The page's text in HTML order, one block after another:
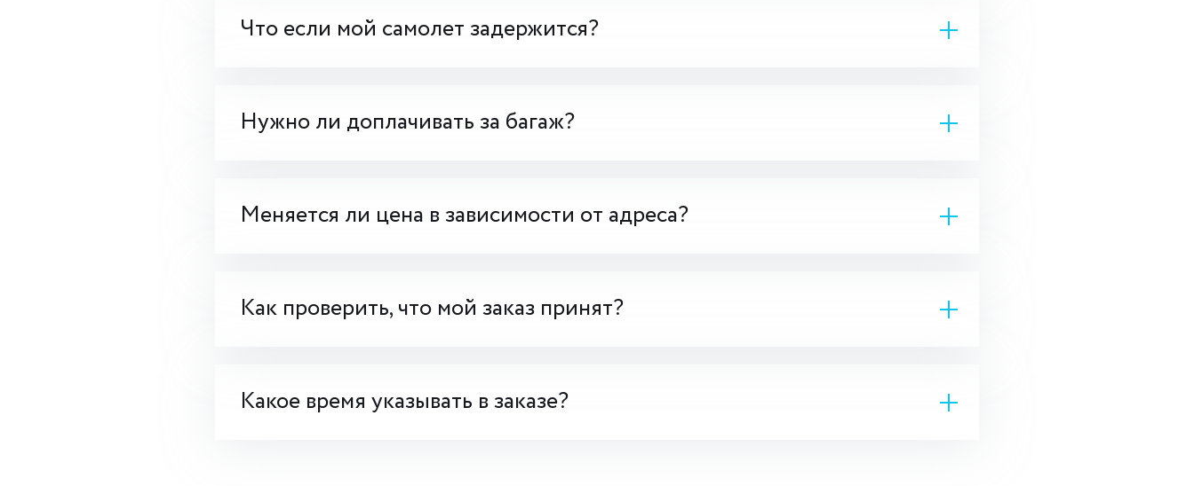
Что если мой самолет задержится?
Нужно ли доплачивать за багаж?
Меняется ли цена в зависимости от адреса?
Как проверить, что мой заказ принят?
Какое время указывать в заказе?